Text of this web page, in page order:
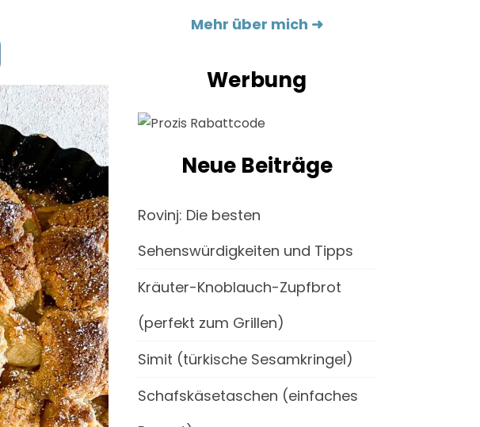
Mehr über mich ➜
Werbung
Neue Beiträge
Rovinj: Die besten
Sehenswürdigkeiten und Tipps
Kräuter-Knoblauch-Zupfbrot
(perfekt zum Grillen)
Simit (türkische Sesamkringel)
Schafskäsetaschen (einfaches